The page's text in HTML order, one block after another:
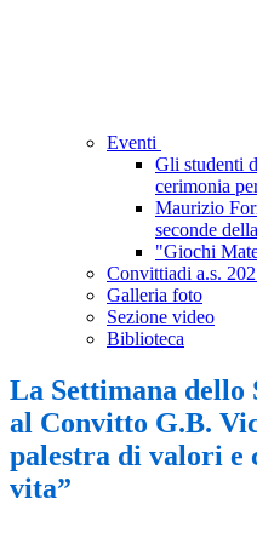
Eventi
Gli studenti
cerimonia
Maurizio
seconde
"Giochi
Convittiadi a.s.
Galleria foto
Sezione video
Biblioteca
La Settimana dello
al Convitto G.B.
palestra di valori e
vita”